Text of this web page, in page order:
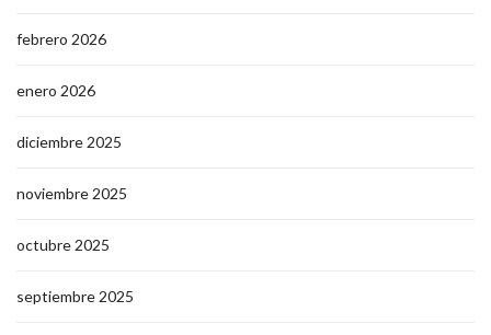
febrero 2026
enero 2026
diciembre 2025
noviembre 2025
octubre 2025
septiembre 2025